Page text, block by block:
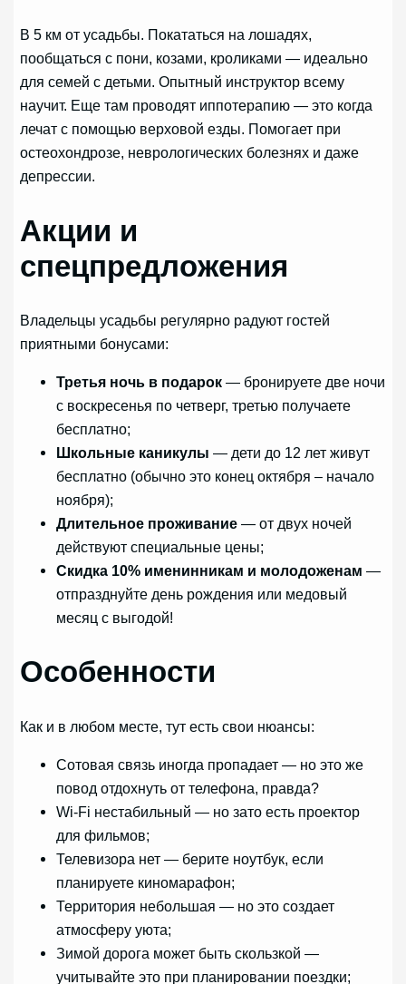
В 5 км от усадьбы. Покататься на лошадях,
пообщаться с пони, козами, кроликами — идеально
для семей с детьми. Опытный инструктор всему
научит. Еще там проводят иппотерапию — это когда
лечат с помощью верховой езды. Помогает при
остеохондрозе, неврологических болезнях и даже
депрессии.
Акции и
спецпредложения
Владельцы усадьбы регулярно радуют гостей
приятными бонусами:
Третья ночь в подарок — бронируете две ночи
с воскресенья по четверг, третью получаете
бесплатно;
Школьные каникулы — дети до 12 лет живут
бесплатно (обычно это конец октября – начало
ноября);
Длительное проживание — от двух ночей
действуют специальные цены;
Скидка 10% именинникам и молодоженам —
отпразднуйте день рождения или медовый
месяц с выгодой!
Особенности
Как и в любом месте, тут есть свои нюансы:
Сотовая связь иногда пропадает — но это же
повод отдохнуть от телефона, правда?
Wi-Fi нестабильный — но зато есть проектор
для фильмов;
Телевизора нет — берите ноутбук, если
планируете киномарафон;
Территория небольшая — но это создает
атмосферу уюта;
Зимой дорога может быть скользкой —
учитывайте это при планировании поездки;